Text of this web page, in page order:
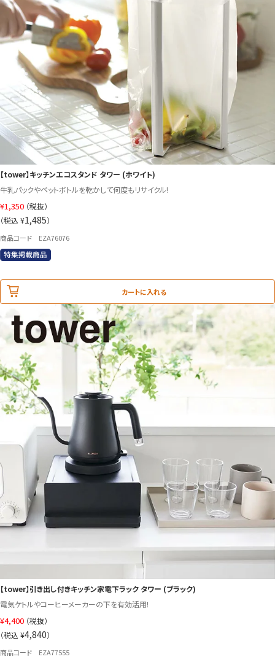
【tower】キッチンエコスタンド タワー (ホワイト)
牛乳パックやペットボトルを乾かして何度もリサイクル!
¥1,350 （税抜）
（税込 ¥1,485）
商品コード EZA76076
カートに入れる
【tower】引き出し付きキッチン家電下ラック タワー (ブラック)
電気ケトルやコーヒーメーカーの下を有効活用!
¥4,400 （税抜）
（税込 ¥4,840）
商品コード EZA77555